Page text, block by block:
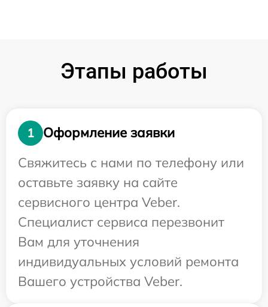
Этапы работы
1
Оформление заявки
Свяжитесь с нами по телефону или
оставьте заявку на сайте
сервисного центра Veber.
Специалист сервиса перезвонит
Вам для уточнения
индивидуальных условий ремонта
Вашего устройства Veber.